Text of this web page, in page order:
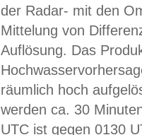
der Radar- mit den
Mittelung von
Auflösung. Das
räumlich hoch
werden ca. 30
UTC ist gegen 0130